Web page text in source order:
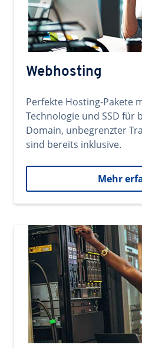
Webhosting
Perfekte Hosting-Pakete
Technologie und SSD für
Domain, unbegrenzter
sind bereits inklusive.
Mehr